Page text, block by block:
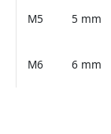
M5 5 mm
M6 6 mm